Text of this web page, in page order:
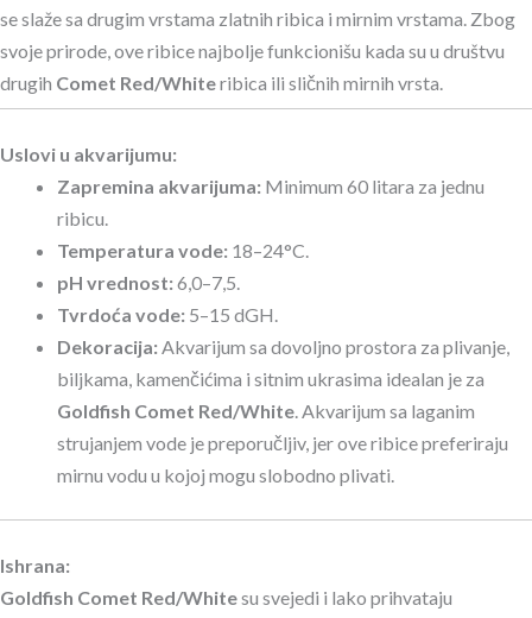
se slaže sa drugim vrstama zlatnih ribica i mirnim vrstama. Zbog
svoje prirode, ove ribice najbolje funkcionišu kada su u društvu
drugih Comet Red/Whiteribica ili sličnih mirnih vrsta.
Uslovi u akvarijumu:
Zapremina akvarijuma: Minimum 60 litara za jednu
ribicu.
Temperatura vode: 18–24°C.
pH vrednost: 6,0–7,5.
Tvrdoća vode: 5–15 dGH.
Dekoracija: Akvarijum sa dovoljno prostora za plivanje,
biljkama, kamenčićima i sitnim ukrasima idealan je za
Goldfish Comet Red/White. Akvarijum sa laganim
strujanjem vode je preporučljiv, jer ove ribice preferiraju
mirnu vodu u kojoj mogu slobodno plivati.
Ishrana:
Goldfish Comet Red/Whitesu svejedi i lako prihvataju